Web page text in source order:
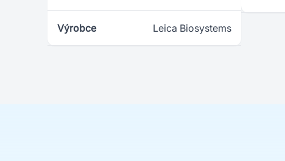
Výrobce Leica Biosystems